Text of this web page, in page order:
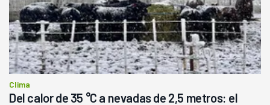
Clima
Del calor de 35 °C a nevadas de 2,5 metros: el